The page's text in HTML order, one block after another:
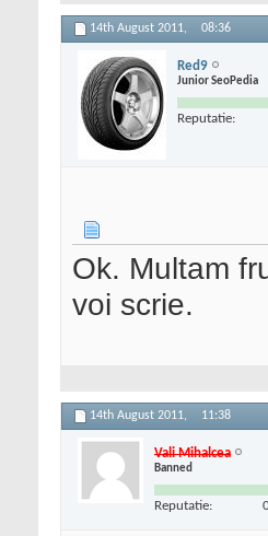
14th August 2011, 08:36
Red9
Junior SeoPedia
Reputatie:
Ok. Multam
voi scrie.
14th August 2011, 11:38
Vali Mihalcea
Banned
Reputatie: